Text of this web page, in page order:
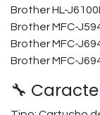
Brother HL-
Brother MFC-
Brother MFC-
Brother MFC-
🔧